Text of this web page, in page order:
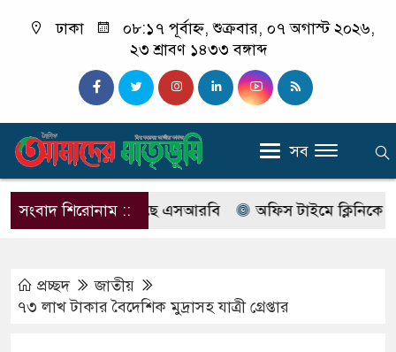
ঢাকা
০৮:১৭ পূর্বাহ্ন, শুক্রবার, ০৭ অগাস্ট ২০২৬,
২৩ শ্রাবণ ১৪৩৩ বঙ্গাব্দ
সব
সংবাদ শিরোনাম ::
নাম বদলে আসছে এসআরবি অফিস টাইমে ক্লিনিকে রোগী
প্রচ্ছদ
জাতীয়
৭৩ লাখ টাকার বৈদেশিক মুদ্রাসহ যাত্রী গ্রেপ্তার